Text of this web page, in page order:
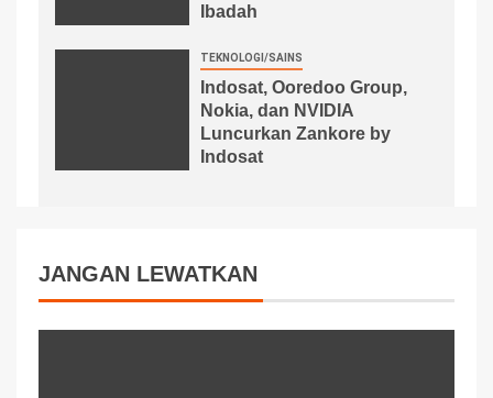
Ibadah
TEKNOLOGI/SAINS
Indosat, Ooredoo Group,
Nokia, dan NVIDIA
Luncurkan Zankore by
Indosat
JANGAN LEWATKAN